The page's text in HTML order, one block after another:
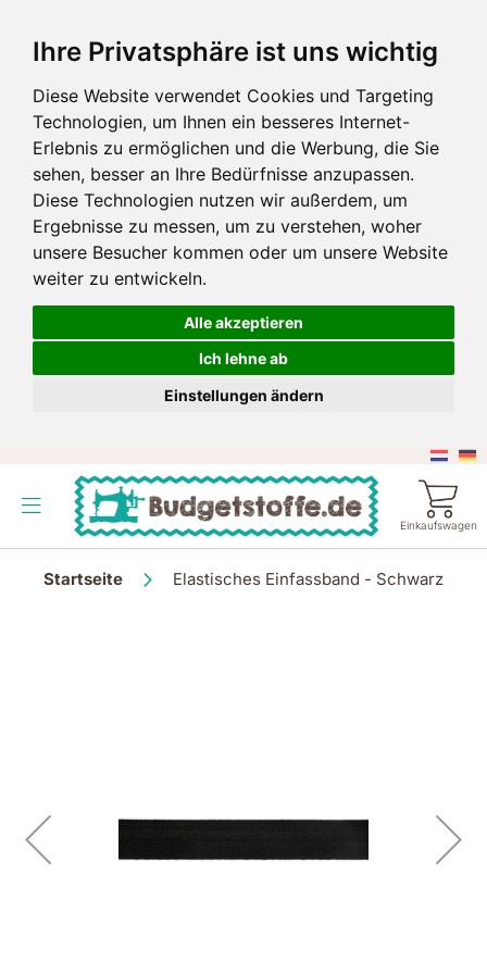
Ihre Privatsphäre ist uns wichtig
Diese Website verwendet Cookies und Targeting
Technologien, um Ihnen ein besseres Internet-
Erlebnis zu ermöglichen und die Werbung, die Sie
sehen, besser an Ihre Bedürfnisse anzupassen.
Diese Technologien nutzen wir außerdem, um
Ergebnisse zu messen, um zu verstehen, woher
unsere Besucher kommen oder um unsere Website
weiter zu entwickeln.
Alle akzeptieren
Ich lehne ab
Einstellungen ändern
Inhalt
springen
Einkaufswagen
Startseite Elastisches Einfassband - Schwarz